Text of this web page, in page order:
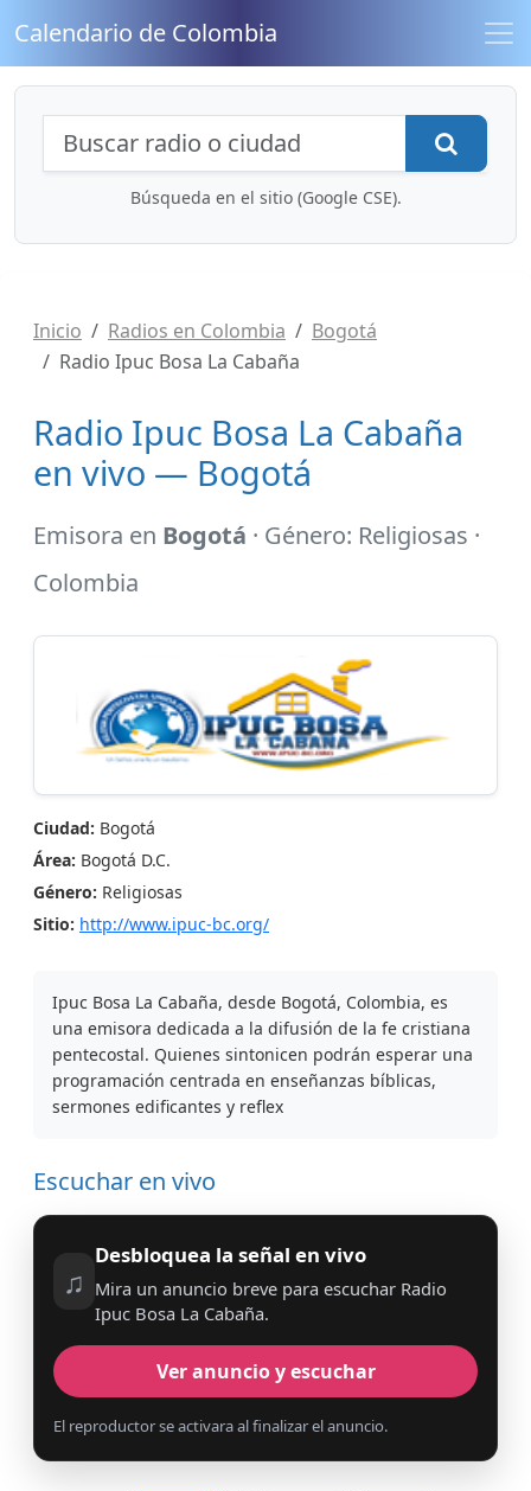
Calendario de Colombia
Búsqueda de radios y contenidos
Búsqueda en el sitio (Google CSE).
Inicio Radios en Colombia
Bogotá
Radio Ipuc Bosa La Cabaña
Radio Ipuc Bosa La Cabaña
en vivo — Bogotá
Emisora en Bogotá · Género: Religiosas ·
Colombia
Ciudad: Bogotá
Área: Bogotá D.C.
Género: Religiosas
Sitio: http://www.ipuc-bc.org/
Ipuc Bosa La Cabaña, desde Bogotá, Colombia, es
una emisora dedicada a la difusión de la fe cristiana
pentecostal. Quienes sintonicen podrán esperar una
programación centrada en enseñanzas bíblicas,
sermones edificantes y reflex
Escuchar en vivo
♫
Desbloquea la señal en vivo
Mira un anuncio breve para escuchar Radio
Ipuc Bosa La Cabaña.
Ver anuncio y escuchar
El reproductor se activara al finalizar el anuncio.